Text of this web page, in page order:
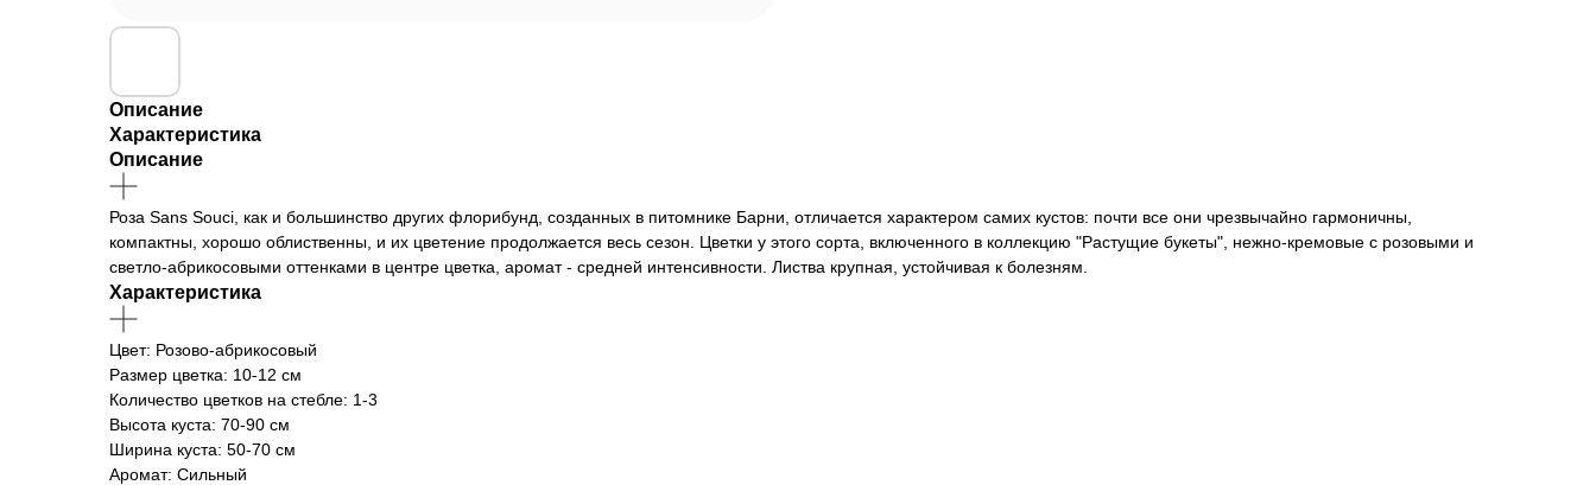
Описание
Характеристика
Описание
Роза Sans Souci, как и большинство других флорибунд, созданных в питомнике Барни, отличается характером самих кустов: почти все они чрезвычайно гармоничны,
компактны, хорошо облиственны, и их цветение продолжается весь сезон. Цветки у этого сорта, включенного в коллекцию "Растущие букеты", нежно-кремовые с розовыми и
светло-абрикосовыми оттенками в центре цветка, аромат - средней интенсивности. Листва крупная, устойчивая к болезням.
Характеристика
Цвет: Розово-абрикосовый
Размер цветка: 10-12 см
Количество цветков на стебле: 1-3
Высота куста: 70-90 см
Ширина куста: 50-70 см
Аромат: Сильный